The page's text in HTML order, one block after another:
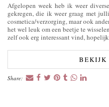
Afgelopen week heb ik weer
gekregen, die ik weer graag met
cosmetica/verzorging, maar ook
het wel leuk om een beetje te
zelf ook erg interessant vind,
BEKIJK
Share: